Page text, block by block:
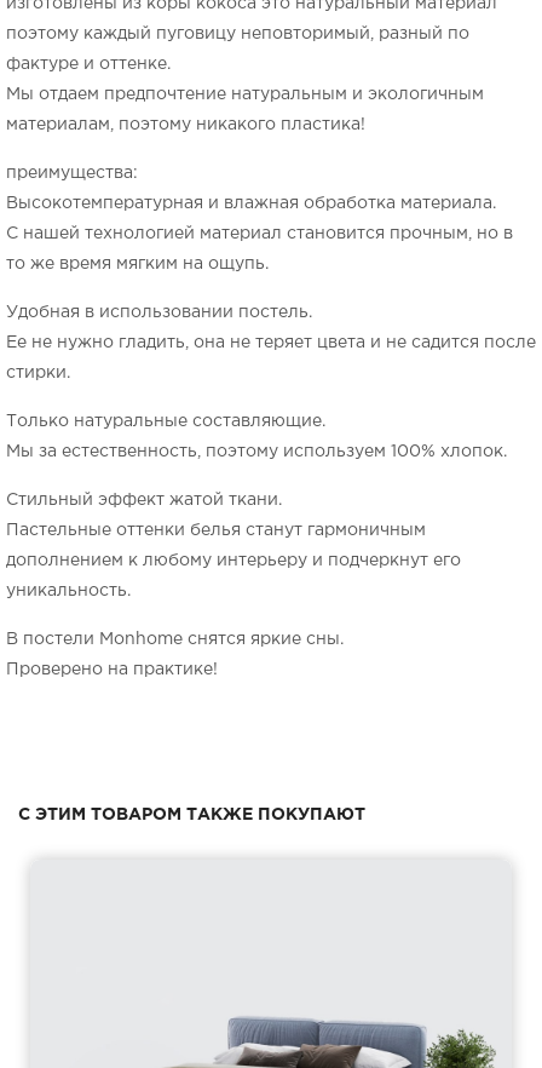
изготовлены из коры кокоса это натуральный материал
поэтому каждый пуговицу неповторимый, разный по
фактуре и оттенке.
Мы отдаем предпочтение натуральным и экологичным
материалам, поэтому никакого пластика!
преимущества:
Высокотемпературная и влажная обработка материала.
С нашей технологией материал становится прочным, но в
то же время мягким на ощупь.
Удобная в использовании постель.
Ее не нужно гладить, она не теряет цвета и не садится после
стирки.
Только натуральные составляющие.
Мы за естественность, поэтому используем 100% хлопок.
Стильный эффект жатой ткани.
Пастельные оттенки белья станут гармоничным
дополнением к любому интерьеру и подчеркнут его
уникальность.
В постели Monhome снятся яркие сны.
Проверено на практике!
С ЭТИМ ТОВАРОМ ТАКЖЕ ПОКУПАЮТ